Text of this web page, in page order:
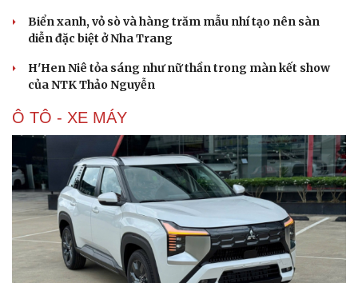
Du lịch
Podcast
Câu chuyện thời
Biển xanh, vỏ sò và hàng trăm mẫu nhí tạo nên sàn
diễn đặc biệt ở Nha Trang
H'Hen Niê tỏa sáng như nữ thần trong màn kết show
của NTK Thảo Nguyễn
Ô TÔ - XE MÁY